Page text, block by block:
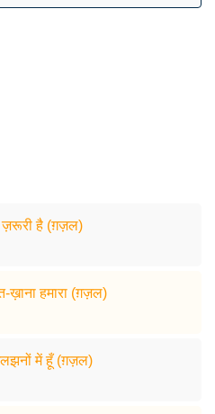
ज़रूरी है (ग़ज़ल)
ख़ाना हमारा (ग़ज़ल)
में हूँ (ग़ज़ल)